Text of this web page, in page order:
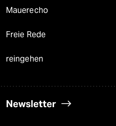
Mauerecho
Freie Rede
reingehen
Newsletter